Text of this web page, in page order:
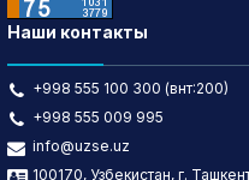
Наши контакты
+998 555 100 300 (внт:200)
+998 555 009 995
info@uzse.uz
100170, Узбекистан, г.